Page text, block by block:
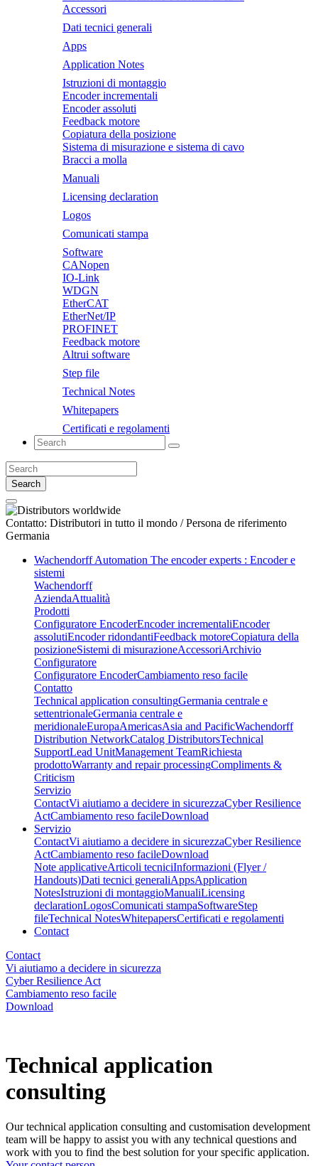
Accessori
Dati tecnici generali
Apps
Application Notes
Istruzioni di montaggio
Encoder incrementali
Encoder assoluti
Feedback motore
Copiatura della posizione
Sistema di misurazione e sistema di cavo
Bracci a molla
Manuali
Licensing declaration
Logos
Comunicati stampa
Software
CANopen
IO-Link
WDGN
EtherCAT
EtherNet/IP
PROFINET
Feedback motore
Altrui software
Step file
Technical Notes
Whitepapers
Certificati e regolamenti
Search
Contatto: Distributori in tutto il mondo / Persona de riferimento
Germania
Wachendorff Automation The encoder experts : Encoder e
sistemi
Wachendorff
AziendaAttualità
Prodotti
Configuratore EncoderEncoder incrementaliEncoder
assolutiEncoder ridondantiFeedback motoreCopiatura della
posizioneSistemi di misurazioneAccessoriArchivio
Configuratore
Configuratore EncoderCambiamento reso facile
Contatto
Technical application consultingGermania centrale e
settentrionaleGermania centrale e
meridionaleEuropaAmericasAsia and PacificWachendorff
Distribution NetworkCatalog DistributorsTechnical
SupportLead UnitManagement TeamRichiesta
prodottoWarranty and repair processingCompliments &
Criticism
Servizio
ContactVi aiutiamo a decidere in sicurezzaCyber Resilience
ActCambiamento reso facileDownload
Servizio
ContactVi aiutiamo a decidere in sicurezzaCyber Resilience
ActCambiamento reso facileDownload
Note applicativeArticoli tecniciInformazioni (Flyer /
Handouts)Dati tecnici generaliAppsApplication
NotesIstruzioni di montaggioManualiLicensing
declarationLogosComunicati stampaSoftwareStep
fileTechnical NotesWhitepapersCertificati e regolamenti
Contact
Contact
Vi aiutiamo a decidere in sicurezza
Cyber Resilience Act
Cambiamento reso facile
Download
Technical application
consulting
Our technical application consulting and customisation development
team will be happy to assist you with any technical questions and
work with you to find the best solution for your specific application.